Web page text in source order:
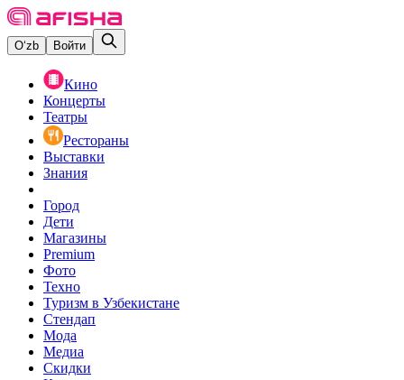
O‘zb Войти
Кино
Концерты
Театры
Рестораны
Выставки
Знания
Город
Дети
Магазины
Premium
Фото
Техно
Туризм в Узбекистане
Стендап
Мода
Медиа
Скидки